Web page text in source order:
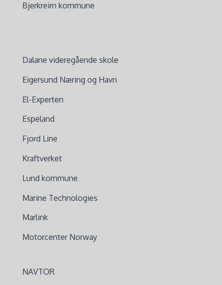
Bjerkreim kommune
Dalane videregående skole
Eigersund Næring og Havn
El-Experten
Espeland
Fjord Line
Kraftverket
Lund kommune
Marine Technologies
Marlink
Motorcenter Norway
NAVTOR